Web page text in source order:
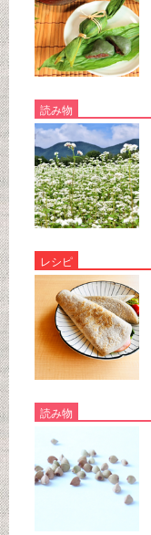
読み物
レシピ
読み物